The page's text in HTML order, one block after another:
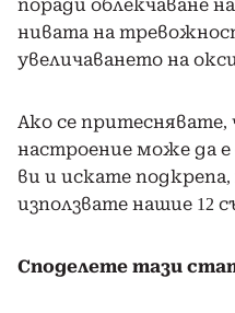
поради облекчаване
нивата на
увеличаването на
Ако се
настроение може да
ви и искате
използвате нашие 12
Споделете тази